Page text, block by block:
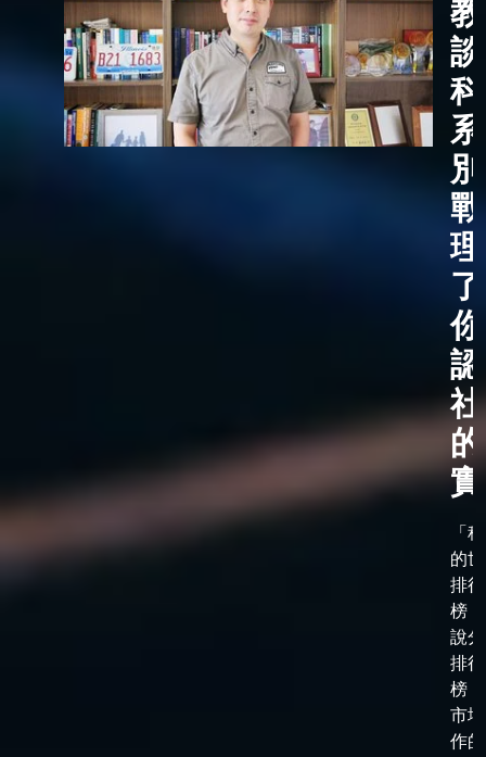
科
實
「
的
排行
榜
說
排行
榜
市
作